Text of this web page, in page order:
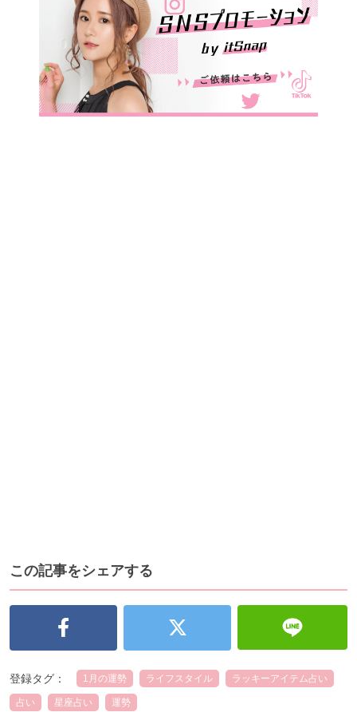
この記事をシェアする
登録タグ： 1月の運勢 ライフスタイル ラッキーアイテム占い
占い 星座占い 運勢